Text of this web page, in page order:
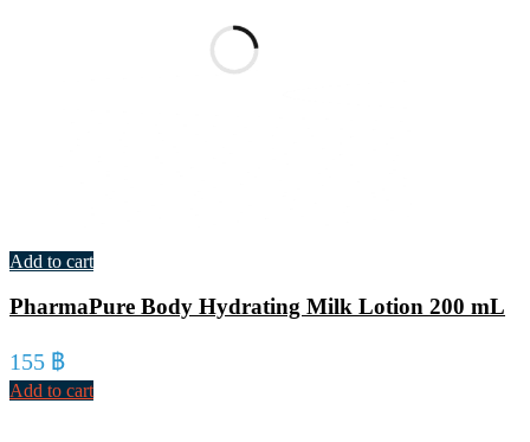
Add to cart
PharmaPure Body Hydrating Milk Lotion 200 mL
155 ฿
Add to cart